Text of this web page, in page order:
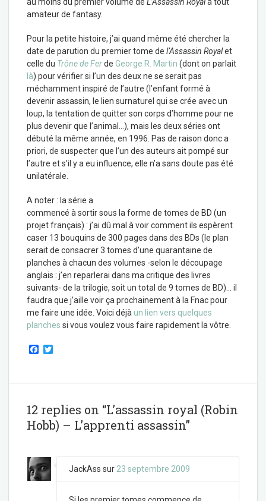
amateur de fantasy.
Pour la petite histoire, j’ai quand même été chercher la
date de parution du premier tome de l’Assassin Royalet
celle du Trône de Ferde George R. Martin (dont on parlait
là) pour vérifier si l’un des deux ne se serait pas
méchamment inspiré de l’autre (l’enfant formé à
devenir assassin, le lien surnaturel qui se crée avec un
loup, la tentation de quitter son corps d’homme pour ne
plus devenir que l’animal…), mais les deux séries ont
débuté la même année, en 1996. Pas de raison donc a
priori, de suspecter que l’un des auteurs ait pompé sur
l’autre et s’il y a eu influence, elle n’a sans doute pas été
unilatérale.
A noter : la série a
commencé à sortir sous la forme de tomes de BD (un
projet français) : j’ai dû mal à voir comment ils espèrent
caser 13 bouquins de 300 pages dans des BDs (le plan
serait de consacrer 3 tomes d’une quarantaine de
planches à chacun des volumes -selon le découpage
anglais : j’en reparlerai dans ma critique des livres
suivants- de la trilogie, soit un total de 9 tomes de BD)… il
faudra que j’aille voir ça prochainement à la Fnac pour
me faire une idée. Voici déjà un lien vers quelques
planches si vous voulez vous faire rapidement la vôtre.
F
o
k
r
12 replies on “L’assassin royal (Robin
Hobb) – L’apprenti assassin”
JackAss sur 23 septembre 2009